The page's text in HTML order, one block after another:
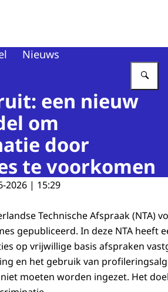
Nieuws
een nieuw
om
door
te voorkomen
2026 | 15:29
Technische Afspraak (NTA)
gepubliceerd. In deze NTA heeft
op vrijwillige basis afspraken
en het gebruik van
moeten worden ingezet. Het